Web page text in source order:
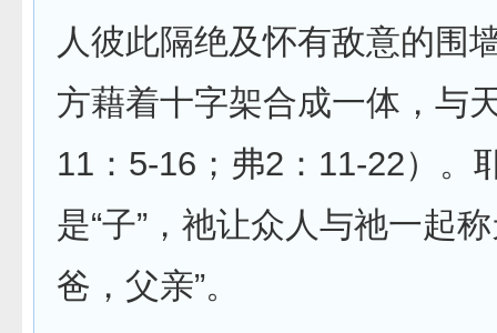
人彼此隔绝及怀有敌意的围
方藉着十字架合成一体，与
11：5-16；弗2：11-22）。
是“子”，祂让众人与祂一起
爸，父亲”。